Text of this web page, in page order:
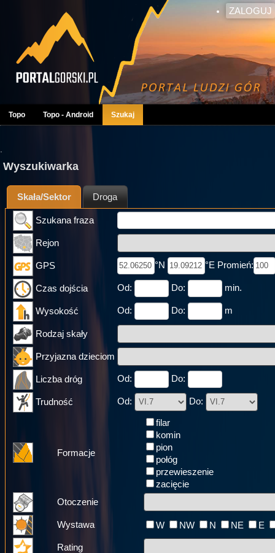
ZALOGUJ
Topo Topo - Android Szukaj
Wyszukiwarka
Skała/Sektor Droga
Szukana fraza
Rejon
GPS °N °E Promień:
Czas dojścia Od: Do: min.
Wysokość Od: Do: m
Rodzaj skały
Przyjazna dzieciom
Liczba dróg Od: Do:
Trudność Od: Do:
Formacje
filar
komin
pion
połóg
przewieszenie
zacięcie
Otoczenie
Wystawa W NW N NE E
Rating